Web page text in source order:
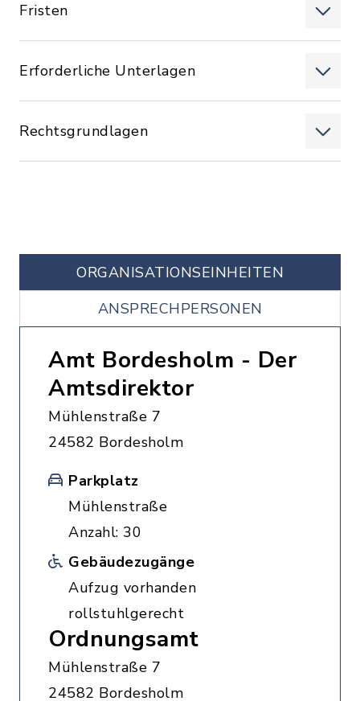
Fristen
Erforderliche Unterlagen
Rechtsgrundlagen
ORGANISATIONS­EINHEITEN
ANSPRECHPERSONEN
Amt Bordesholm - Der
Amtsdirektor
Mühlenstraße 7
24582 Bordesholm
Parkplatz
Mühlenstraße
Anzahl: 30
Gebäudezugänge
Aufzug vorhanden
rollstuhlgerecht
Ordnungsamt
Mühlenstraße 7
24582 Bordesholm